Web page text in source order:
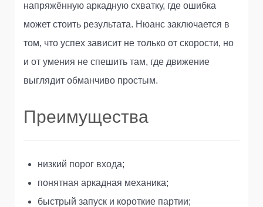
напряжённую аркадную схватку, где ошибка
может стоить результата. Нюанс заключается в
том, что успех зависит не только от скорости, но
и от умения не спешить там, где движение
выглядит обманчиво простым.
Преимущества
низкий порог входа;
понятная аркадная механика;
быстрый запуск и короткие партии;